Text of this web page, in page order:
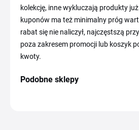
kolekcję, inne wykluczają produkty
kuponów ma też minimalny próg
rabat się nie naliczył, najczęstszą
poza zakresem promocji lub koszyk
kwoty.
Podobne sklepy